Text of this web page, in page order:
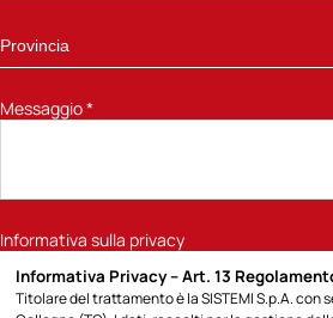
Messaggio*
Informativa sulla privacy
Informativa Privacy – Art. 13
Titolare del trattamento è la SISTEMI S.p.A. con